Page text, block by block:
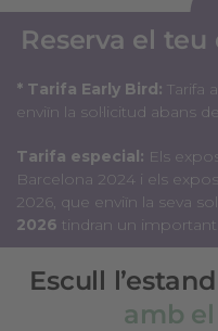
Reserva el teu
* Tarifa Early Bird: Tarifa
enviïn la sol·licitud abans de
Tarifa especial: Els
Barcelona 2024 i els
2026, que enviïn la seva
2026 tindran un
Escull
amb